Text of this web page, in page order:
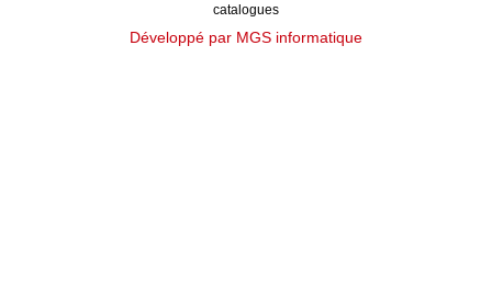
catalogues
Développé par MGS informatique